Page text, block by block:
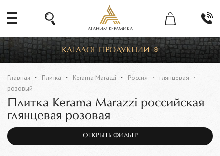
АГАНИМ КЕРАМИКА
КАТАЛОГ ПРОДУКЦИИ
Главная Плитка Kerama Marazzi Россия
глянцевая
розовый
Плитка Kerama Marazzi российская
глянцевая розовая
ОТКРЫТЬ ФИЛЬТР